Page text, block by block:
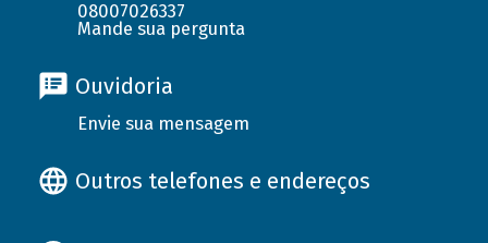
08007026337
Mande sua pergunta
Ouvidoria
Envie sua mensagem
Outros telefones e endereços